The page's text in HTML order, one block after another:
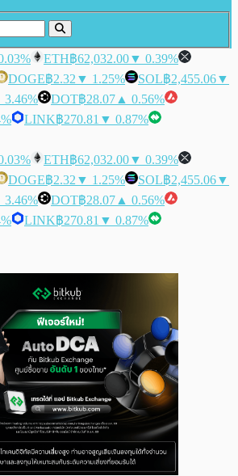
ETH฿62,032.00▼ 0.39%
DOGE฿2.32 ▼ 1.25% SOL฿2,455.06▼
DOT฿28.07 ▲ 0.56%
LINK฿270.81 ▼ 0.87%
ETH฿62,032.00▼ 0.39%
DOGE฿2.32 ▼ 1.25% SOL฿2,455.06▼
DOT฿28.07 ▲ 0.56%
LINK฿270.81 ▼ 0.87%